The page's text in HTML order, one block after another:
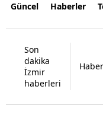
Güncel Haberler
Son
dakika
İzmir
haberleri